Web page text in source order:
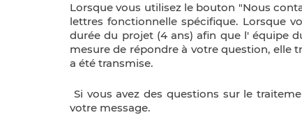
Lorsque vous utilisez le bouton "Nous
lettres fonctionnelle spécifique. Lorsque
durée du projet (4 ans) afin que l' équipe
mesure de répondre à votre question, elle
a été transmise.
Si vous avez des questions sur le
votre message.